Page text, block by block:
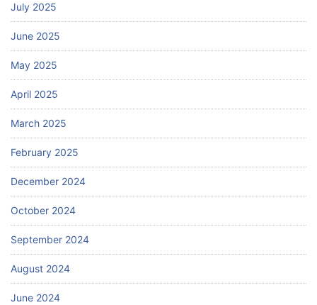
July 2025
June 2025
May 2025
April 2025
March 2025
February 2025
December 2024
October 2024
September 2024
August 2024
June 2024